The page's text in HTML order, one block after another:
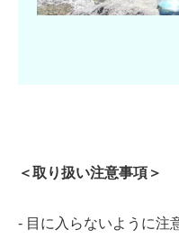
＜取り扱い注意事項＞
- 目に入らないように注